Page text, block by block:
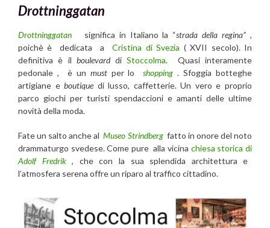
Drottninggatan
Drottninggatan significa in Italiano la “strada della regina” ,
poichè è dedicata aCristina di Svezia ( XVII secolo). In
definitiva è il boulevard diStoccolma. Quasi interamente
pedonale , è un must per loshopping . Sfoggia botteghe
artigiane eboutique di lusso, caffetterie. Un vero e proprio
parco giochi per turisti spendaccioni e amanti delle ultime
novità della moda.
Fate un salto anche alMuseo Strindbergfatto in onore del noto
drammaturgo svedese. Come pure alla vicina chiesa storica di
Adolf Fredrik, che con la sua splendida architettura e
l’atmosfera serena offre un riparo al traffico cittadino.